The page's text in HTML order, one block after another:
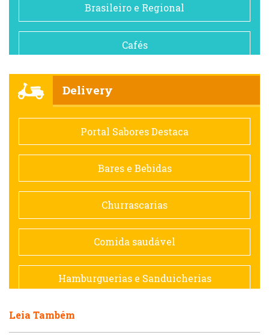
Brasileiro e Regional
Cafés
Comida saudável
Contemporânea
Doceria
Espanhola
Francesa
Delivery
Portal Sabores Destaca
Bares e Bebidas
Churrascarias
Comida saudável
Hamburguerias e Sanduicherias
Leia Também